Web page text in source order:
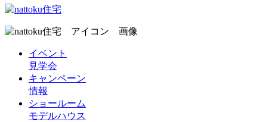
イベント
見学会
キャンペーン
情報
ショールーム
モデルハウス